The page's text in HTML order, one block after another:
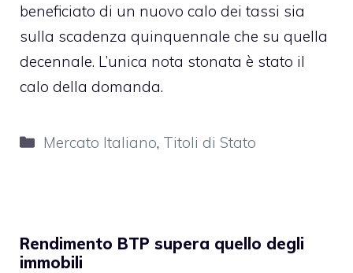
beneficiato di un nuovo calo dei tassi sia
sulla scadenza quinquennale che su quella
decennale. L’unica nota stonata è stato il
calo della domanda.
Categorie
Mercato Italiano, Titoli di Stato
Rendimento BTP supera quello degli
immobili